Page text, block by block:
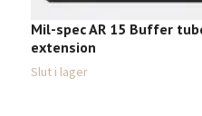
Mil-spec AR 15 Buffer
extension
Slut i lager